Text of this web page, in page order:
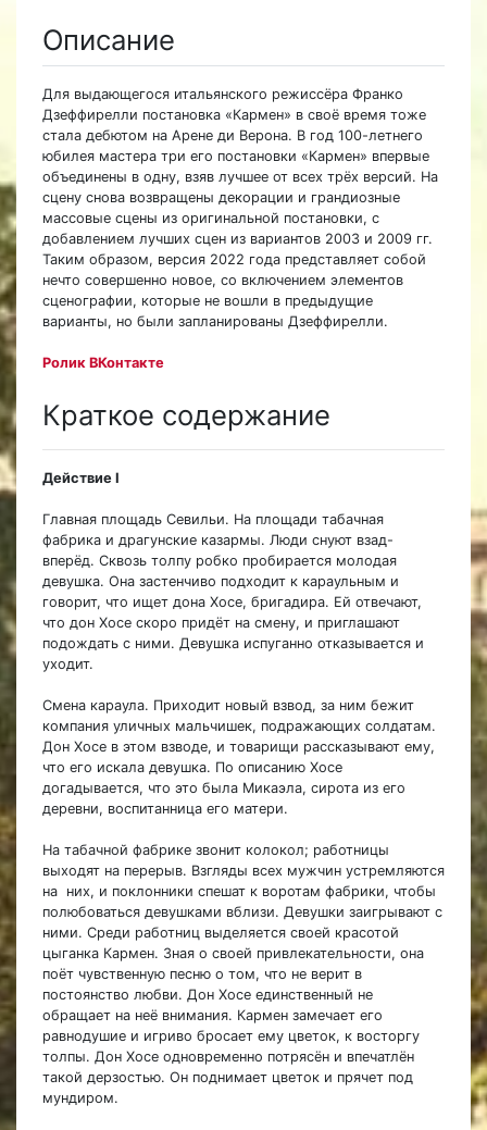
Описание
Для выдающегося итальянского режиссёра Франко
Дзеффирелли постановка «Кармен» в своё время тоже
стала дебютом на Арене ди Верона. В год 100-летнего
юбилея мастера три его постановки «Кармен» впервые
объединены в одну, взяв лучшее от всех трёх версий. На
сцену снова возвращены декорации и грандиозные
массовые сцены из оригинальной постановки, с
добавлением лучших сцен из вариантов 2003 и 2009 гг.
Таким образом, версия 2022 года представляет собой
нечто совершенно новое, со включением элементов
сценографии, которые не вошли в предыдущие
варианты, но были запланированы Дзеффирелли.
Ролик ВКонтакте
Краткое содержание
Действие I
Главная площадь Севильи. На площади табачная
фабрика и драгунские казармы. Люди снуют взад-
вперёд. Сквозь толпу робко пробирается молодая
девушка. Она застенчиво подходит к караульным и
говорит, что ищет дона Хосе, бригадира. Ей отвечают,
что дон Хосе скоро придёт на смену, и приглашают
подождать с ними. Девушка испуганно отказывается и
уходит.
Смена караула. Приходит новый взвод, за ним бежит
компания уличных мальчишек, подражающих солдатам.
Дон Хосе в этом взводе, и товарищи рассказывают ему,
что его искала девушка. По описанию Хосе
догадывается, что это была Микаэла, сирота из его
деревни, воспитанница его матери.
На табачной фабрике звонит колокол; работницы
выходят на перерыв. Взгляды всех мужчин устремляются
на них, и поклонники спешат к воротам фабрики, чтобы
полюбоваться девушками вблизи. Девушки заигрывают с
ними. Среди работниц выделяется своей красотой
цыганка Кармен. Зная о своей привлекательности, она
поёт чувственную песню о том, что не верит в
постоянство любви. Дон Хосе единственный не
обращает на неё внимания. Кармен замечает его
равнодушие и игриво бросает ему цветок, к восторгу
толпы. Дон Хосе одновременно потрясён и впечатлён
такой дерзостью. Он поднимает цветок и прячет под
мундиром.